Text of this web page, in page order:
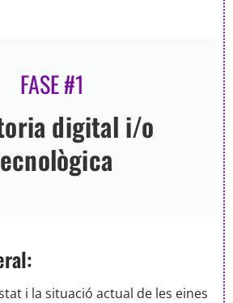
FASE #1
digital i/o
i la situació actual de les eines